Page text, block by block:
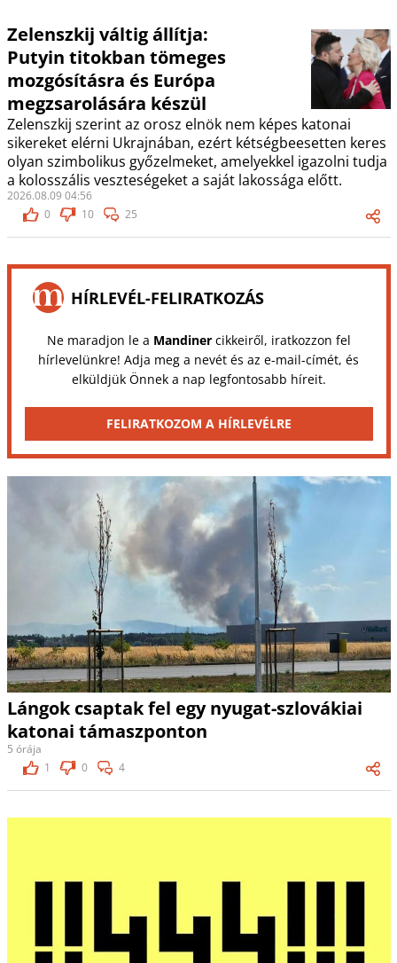
Zelenszkij váltig állítja:
Putyin titokban tömeges
mozgósításra és Európa
megzsarolására készül
Zelenszkij szerint az orosz elnök nem képes katonai
sikereket elérni Ukrajnában, ezért kétségbeesetten keres
olyan szimbolikus győzelmeket, amelyekkel igazolni tudja
a kolosszális veszteségeket a saját lakossága előtt.
2026.08.09 04:56
0
10 25
HÍRLEVÉL-FELIRATKOZÁS
Ne maradjon le a Mandinercikkeiről, iratkozzon fel
hírlevelünkre! Adja meg a nevét és az e-mail-címét, és
elküldjük Önnek a nap legfontosabb híreit.
FELIRATKOZOM A HÍRLEVÉLRE
Lángok csaptak fel egy nyugat-szlovákiai
katonai támaszponton
5 órája
1
0 4